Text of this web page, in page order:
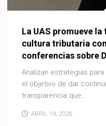
La UAS promueve
cultura tributaria
conferencias sobre
Analizan estrategias
el objetivo de dar
transparencia que...
ABRIL 19, 2026